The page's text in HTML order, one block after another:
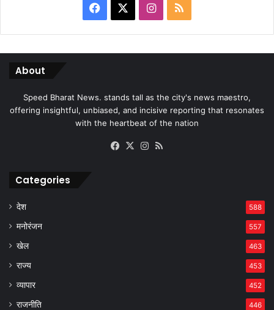
Facebook Instagram
RSS
About
Speed Bharat News. stands tall as the city's news maestro,
offering insightful, unbiased, and incisive reporting that resonates
with the heartbeat of the nation
Facebook
X Instagram
Categories
देश 588
मनोरंजन 557
खेल 463
राज्य 453
व्यापार 452
राजनीति 446